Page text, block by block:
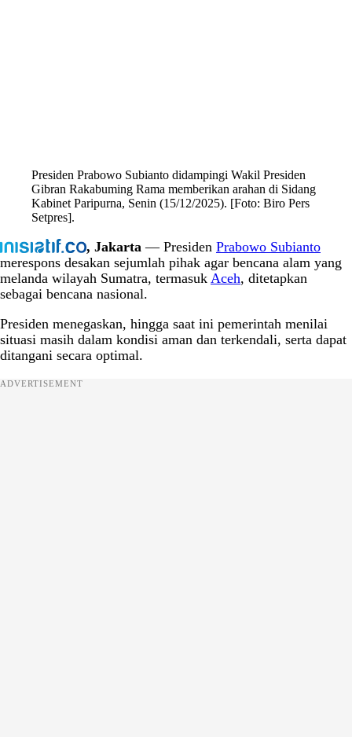
Presiden Prabowo Subianto didampingi Wakil Presiden
Gibran Rakabuming Rama memberikan arahan di Sidang
Kabinet Paripurna, Senin (15/12/2025). [Foto: Biro Pers
Setpres].
, Jakarta— Presiden Prabowo Subianto
merespons desakan sejumlah pihak agar bencana alam yang
melanda wilayah Sumatra, termasuk Aceh, ditetapkan
sebagai bencana nasional.
Presiden menegaskan, hingga saat ini pemerintah menilai
situasi masih dalam kondisi aman dan terkendali, serta dapat
ditangani secara optimal.
ADVERTISEMENT